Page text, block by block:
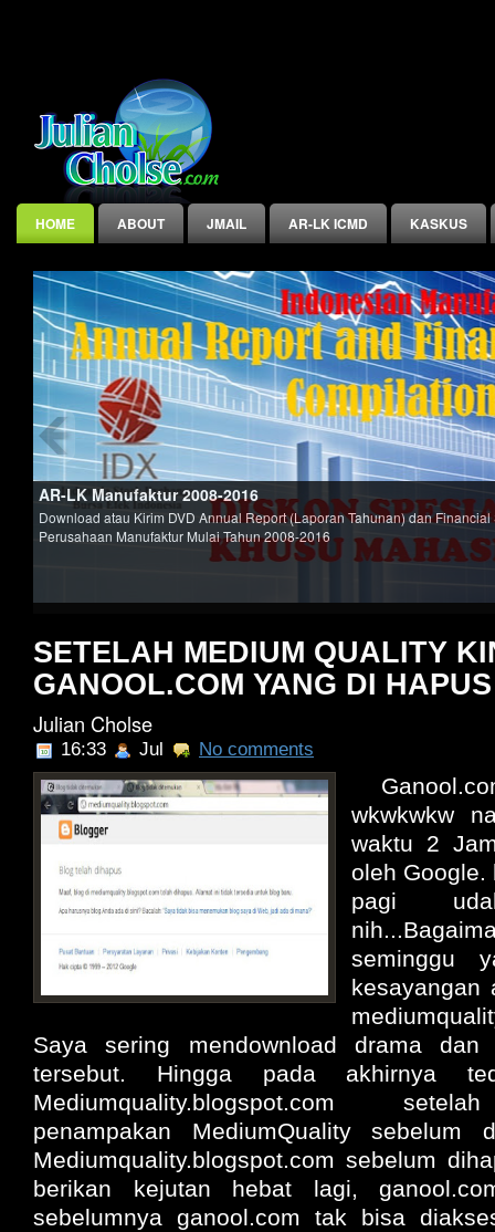
HOME ABOUT JMAIL AR-LK ICMD
KASKUS
AR-LK Manufaktur 2008-2016
Download atau Kirim DVD Annual Report (Laporan Tahunan) dan
Perusahaan Manufaktur Mulai Tahun 2008-2016
SETELAH MEDIUM QUALITY
GANOOL.COM YANG DI HAPUS
Julian Cholse
16:33 Jul No comments
wkwkwkw
waktu 2
oleh Google.
pagi
seminggu
kesayangan
Saya sering mendownload drama
tersebut. Hingga pada akhirnya
Mediumquality.blogspot.com
penampakan MediumQuality sebelum
Mediumquality.blogspot.com sebelum
berikan kejutan hebat lagi,
sebelumnya ganool.com tak bisa